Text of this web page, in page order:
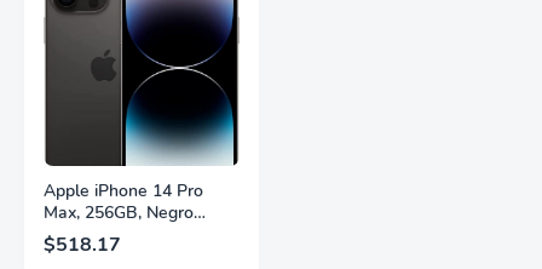
Ecualizador Negro,
Cambio Automático de
Fuente,
LS27FG532ENXZA
Apple iPhone 14 Pro
Max, 256GB, Negro
Espacial - Desbloqueado
(Renovado)
$518.17